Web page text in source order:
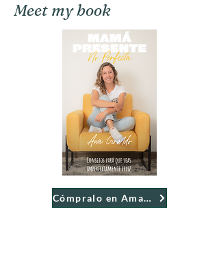
Meet my book
Cómpralo en Amazon